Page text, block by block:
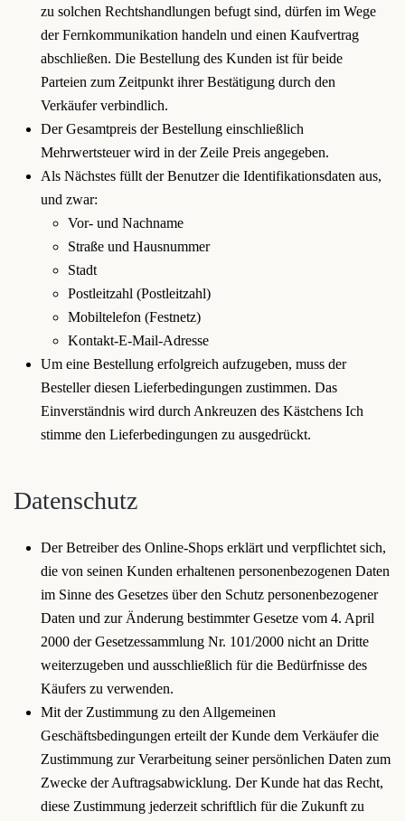
zu solchen Rechtshandlungen befugt sind, dürfen im Wege
der Fernkommunikation handeln und einen Kaufvertrag
abschließen. Die Bestellung des Kunden ist für beide
Parteien zum Zeitpunkt ihrer Bestätigung durch den
Verkäufer verbindlich.
Der Gesamtpreis der Bestellung einschließlich
Mehrwertsteuer wird in der Zeile Preis angegeben.
Als Nächstes füllt der Benutzer die Identifikationsdaten aus,
und zwar:
Vor- und Nachname
Straße und Hausnummer
Stadt
Postleitzahl (Postleitzahl)
Mobiltelefon (Festnetz)
Kontakt-E-Mail-Adresse
Um eine Bestellung erfolgreich aufzugeben, muss der
Besteller diesen Lieferbedingungen zustimmen. Das
Einverständnis wird durch Ankreuzen des Kästchens Ich
stimme den Lieferbedingungen zu ausgedrückt.
Datenschutz
Der Betreiber des Online-Shops erklärt und verpflichtet sich,
die von seinen Kunden erhaltenen personenbezogenen Daten
im Sinne des Gesetzes über den Schutz personenbezogener
Daten und zur Änderung bestimmter Gesetze vom 4. April
2000 der Gesetzessammlung Nr. 101/2000 nicht an Dritte
weiterzugeben und ausschließlich für die Bedürfnisse des
Käufers zu verwenden.
Mit der Zustimmung zu den Allgemeinen
Geschäftsbedingungen erteilt der Kunde dem Verkäufer die
Zustimmung zur Verarbeitung seiner persönlichen Daten zum
Zwecke der Auftragsabwicklung. Der Kunde hat das Recht,
diese Zustimmung jederzeit schriftlich für die Zukunft zu